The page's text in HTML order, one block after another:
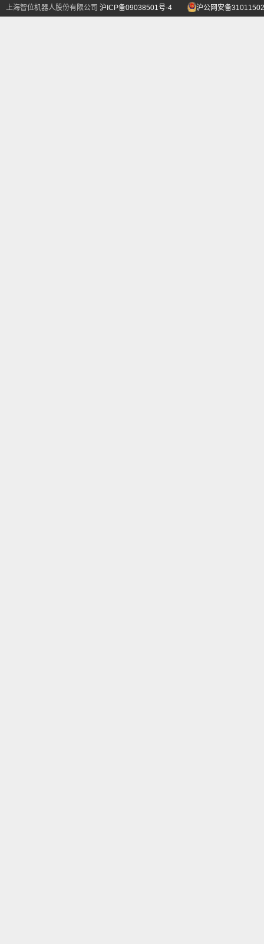
上海智位机器人股份有限公司 沪ICP备09038501号-4 沪公网安备